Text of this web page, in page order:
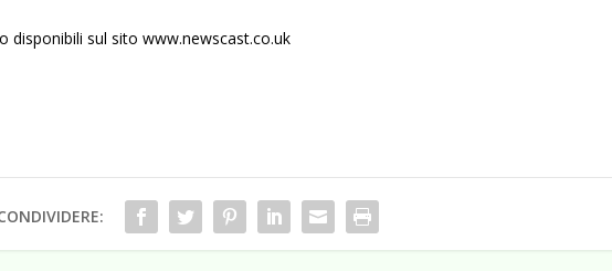
disponibili sul sitowww.newscast.co.uk